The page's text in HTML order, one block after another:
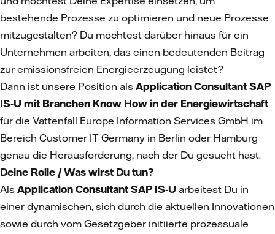
bestehende Prozesse zu optimieren und neue Prozesse
mitzugestalten? Du möchtest darüber hinaus für ein
Unternehmen arbeiten, das einen bedeutenden Beitrag
zur emissionsfreien Energieerzeugung leistet?
Dann ist unsere Position als Application Consultant SAP
IS-U mit Branchen Know How in der Energiewirtschaft
für die Vattenfall Europe Information Services GmbH im
Bereich Customer IT Germany in Berlin oder Hamburg
genau die Herausforderung, nach der Du gesucht hast.
Deine Rolle / Was wirst Du tun?
Als Application Consultant SAP IS-U arbeitest Du in
einer dynamischen, sich durch die aktuellen Innovationen
sowie durch vom Gesetzgeber initiierte prozessuale